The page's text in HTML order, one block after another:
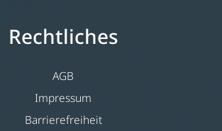
Rechtliches
AGB
Impressum
Barrierefreiheit